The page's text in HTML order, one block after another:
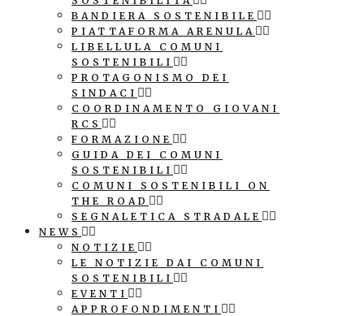
BANDIERA SOSTENIBILE
PIATTAFORMA ARENULA
LIBELLULA COMUNI
SOSTENIBILI
PROTAGONISMO DEI
SINDACI
COORDINAMENTO GIOVANI
RCS
FORMAZIONE
GUIDA DEI COMUNI
SOSTENIBILI
COMUNI SOSTENIBILI ON
THE ROAD
SEGNALETICA STRADALE
NEWS
NOTIZIE
LE NOTIZIE DAI COMUNI
SOSTENIBILI
EVENTI
APPROFONDIMENTI